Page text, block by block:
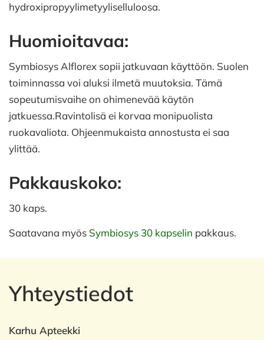
hydroxipropyylimetyyliselluloosa.
Huomioitavaa:
Symbiosys Alflorex sopii jatkuvaan käyttöön. Suolen
toiminnassa voi aluksi ilmetä muutoksia. Tämä
sopeutumisvaihe on ohimenevää käytön
jatkuessa.Ravintolisä ei korvaa monipuolista
ruokavaliota. Ohjeenmukaista annostusta ei saa
ylittää.
Pakkauskoko:
30 kaps.
Saatavana myös Symbiosys 30 kapselin pakkaus.
Yhteystiedot
Karhu Apteekki